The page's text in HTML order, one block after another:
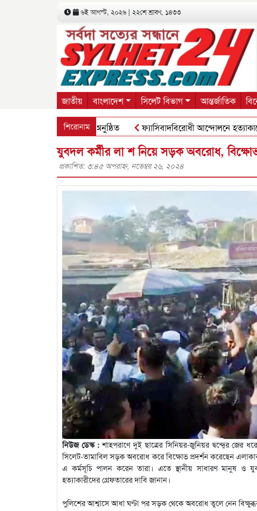
৬ই আগস্ট, ২০২৬ | ২২শে শ্রাবণ, ১৪৩৩
জাতীয় বাংলাদেশ সিলেট বিভাগ আন্তর্জাতিক
শিরোনাম
মহানগর শাখার সভা অনুষ্ঠিত ফ্যাসিবাদবিরোধী আন্দোলনে হত্যাকাণ্ডের
যুবদল কর্মীর লা শ নিয়ে সড়ক অবরোধ,
প্রকাশিত: ৩:৪৫ অপরাহ্ণ, নভেম্বর ২৬, ২০২৪
নিউজ ডেস্ক : শাহপরাণে দুই ছাত্রের সিনিয়র-জুনিয়র দ্বন্দ্বের
সিলেট-তামাবিল সড়ক অবরোধ করে বিক্ষোভ প্রদর্শন করেছেন
এ কর্মসূচি পালন করেন তারা। এতে স্থানীয় সাধারণ মানুষ ও
হত্যাকারীদের গ্রেফতারের দাবি জানান।
পুলিশের আশ্বাসে আধা ঘণ্টা পর সড়ক থেকে অবরোধ তুলে নেন